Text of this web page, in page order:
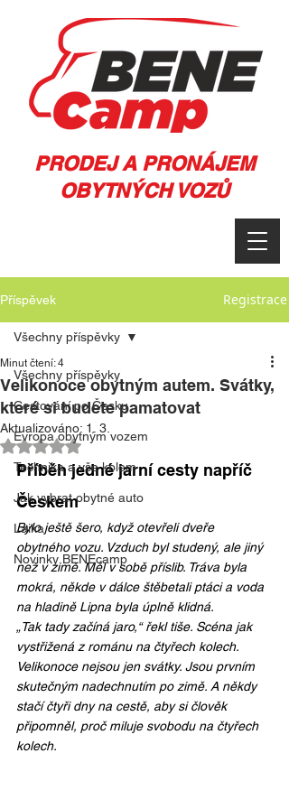
PRODEJ A PRONÁJEM
OBYTNÝCH VOZŮ
Příspěvek Registrace
Všechny příspěvky
Cestování po Česku
Evropa obytným vozem
Technika a vše kolem
Jak vybrat obytné auto
Laika
Novinky BENEcamp
Všechny příspěvky
Velikonoce obytným autem. Svátky,
které si budete pamatovat
Minut čtení: 4
Aktualizováno: 1. 3.
Hodnoceno NaN z 5 hvězdiček.
Příběh jedné jarní cesty napříč
Českem
Bylo ještě šero, když otevřeli dveře
obytného vozu. Vzduch byl studený, ale jiný
než v zimě. Měl v sobě příslib. Tráva byla
mokrá, někde v dálce štěbetali ptáci a voda
na hladině Lipna byla úplně klidná.
„Tak tady začíná jaro,“ řekl tiše. Scéna jak
vystřižená z románu na čtyřech kolech.
Velikonoce nejsou jen svátky. Jsou prvním
skutečným nadechnutím po zimě. A někdy
stačí čtyři dny na cestě, aby si člověk
připomněl, proč miluje svobodu na čtyřech
kolech.